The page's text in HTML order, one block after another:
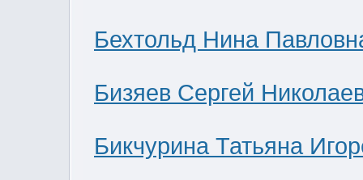
Бехтольд Нина
Бизяев Сергей
Бикчурина Татьяна